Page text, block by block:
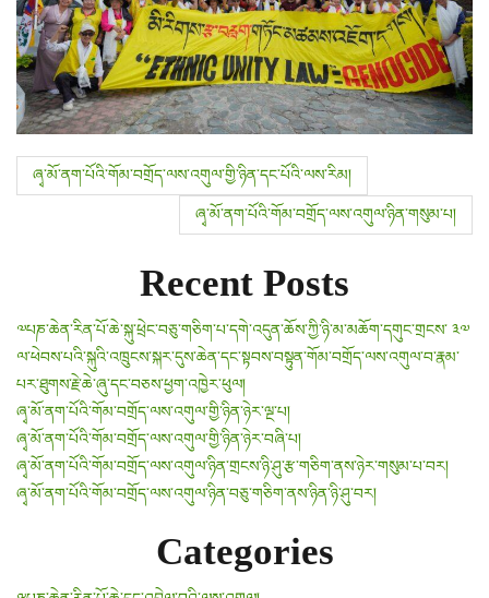
P
n
a
v
i
ཞྭ་མོ་ནག་པོའི་གོམ་བགྲོད་ལས་འགུལ་གྱི་ཉིན་དང་པོའི་ལས་རིམ།
ཞྭ་མོ་ནག་པོའི་གོམ་བགྲོད་ལས་འགུལ་ཉིན་གསུམ་པ།
Recent Posts
༧པཎ་ཆེན་རིན་པོ་ཆེ་སྐུ་ཕྲེང་བཅུ་གཅིག་པ་དགེ་འདུན་ཆོས་ཀྱི་ཉི་མ་མཆོག་དགུང་གྲངས་ ༣༧
ལ་ཕེབས་པའི་སྐུའི་འཁྲུངས་སྐར་དུས་ཆེན་དང་སྟབས་བསྟུན་གོམ་བགྲོད་ལས་འགུལ་བ་རྣམ་
པར་ཐུགས་རྗེ་ཆེ་ཞུ་དང་བཅས་ཕྱག་འཁྱེར་ཕུལ།
ཞྭ་མོ་ནག་པོའི་གོམ་བགྲོད་ལས་འགུལ་གྱི་ཉིན་ཉེར་ལྔ་པ།
ཞྭ་མོ་ནག་པོའི་གོམ་བགྲོད་ལས་འགུལ་གྱི་ཉིན་ཉེར་བཞི་པ།
ཞྭ་མོ་ནག་པོའི་གོམ་བགྲོད་ལས་འགུལ་ཉིན་གྲངས་ཉི་ཤུ་རྩ་གཅིག་ནས་ཉེར་གསུམ་པ་བར།
ཞྭ་མོ་ནག་པོའི་གོམ་བགྲོད་ལས་འགུལ་ཉིན་བཅུ་གཅིག་ནས་ཉིན་ཉི་ཤུ་བར།
Categories